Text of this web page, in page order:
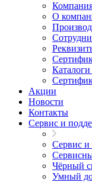
О
Акции
Новости
Контакты
Сервис и
Сервис и
Чёрный
Умный